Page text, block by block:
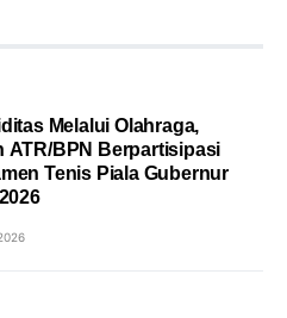
Melalui Olahraga,
ATR/BPN Berpartisipasi
Tenis Piala Gubernur